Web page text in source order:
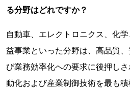
る分野はどれですか？
自動車、エレクトロニクス、化
益事業といった分野は、高品質
び業務効率化への要求に後押し
動化および産業制御技術を最も